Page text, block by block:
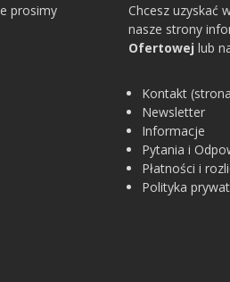
Chcesz uzyskać
nasze strony
Ofertowej lub
Kontakt
Newsletter
Informacje
Pytania i
Płatności i
Polityka
prosimy